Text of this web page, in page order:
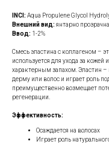
INCI: Aqua Propulene Glycol
Внешний вид: янтарно
Ввод: 1-2%
Смесь эластина с коллагеном –
используется для ухода за
характерным запахом. Эластин –
дерму или волос и играет роль
преимущественно возмещает
регенерации.
Эффективность:
Осаждается на волосах
Играет роль